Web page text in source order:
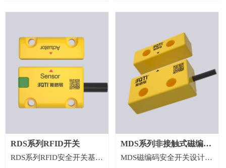
级安全光栅，符合PLe，
EN/IEC61496-1/-2，Type4
安全等级的安全光栅。功能
强大，自检完善，使用简
易，安全可靠。
内可检测近5000个工件。可
得到提升，性能更加稳定。
强大的功能组成
延时模式、区域模式、放大
倍数抗干扰模式、光线饱和
度、常开常闭互换、带有背
景消除功能等。
抗扰能力优秀
当多个放大器同时并排安装
使用时，因发射频率不同可
RDS系列RFID开关
RDS系列RFID安全开关基于
MDS系列非接触式磁编码
安全开关
MDS磁编码安全开关设计中